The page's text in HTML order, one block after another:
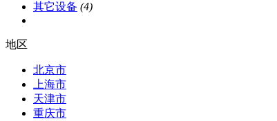
其它设备 (4)
地区
北京市
上海市
天津市
重庆市